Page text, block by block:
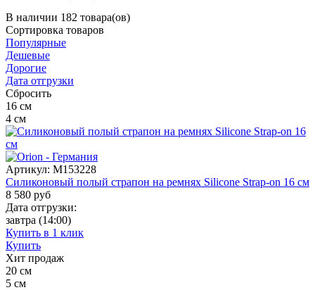
В наличии 182 товара(ов)
Сортировка товаров
Популярные
Дешевые
Дорогие
Дата отгрузки
Сбросить
16 см
4 см
Артикул: M153228
Силиконовый полый страпон на ремнях Silicone Strap-on 16 см
8 580 руб
Дата отгрузки:
завтра (14:00)
Купить в 1 клик
Купить
Хит продаж
20 см
5 см